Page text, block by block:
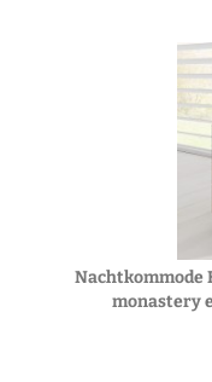
Nachtkommode
monastery